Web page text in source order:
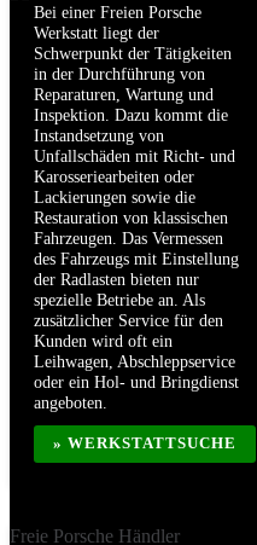
Bei einer Freien Porsche
Werkstatt liegt der
Schwerpunkt der Tätigkeiten
in der Durchführung von
Reparaturen, Wartung und
Inspektion. Dazu kommt die
Instandsetzung von
Unfallschäden mit Richt- und
Karosseriearbeiten oder
Lackierungen sowie die
Restauration von klassischen
Fahrzeugen. Das Vermessen
des Fahrzeugs mit Einstellung
der Radlasten bieten nur
spezielle Betriebe an. Als
zusätzlicher Service für den
Kunden wird oft ein
Leihwagen, Abschleppservice
oder ein Hol- und Bringdienst
angeboten.
» WERKSTATTSUCHE
Freie Porsche Händler